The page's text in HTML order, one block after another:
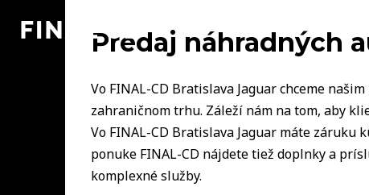
Predaj náhradných
Vo FINAL-CD Bratislava Jaguar chceme
zahraničnom trhu. Záleží nám na tom, aby
Vo FINAL-CD Bratislava Jaguar máte záruku
ponuke FINAL-CD nájdete tiež doplnky a
komplexné služby.